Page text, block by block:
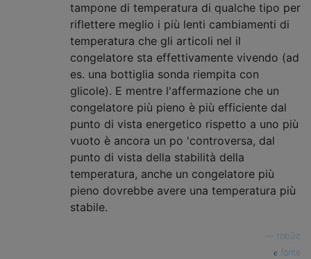
tampone di temperatura di qualche tipo per
riflettere meglio i più lenti cambiamenti di
temperatura che gli articoli nel il
congelatore sta effettivamente vivendo (ad
es. una bottiglia sonda riempita con
glicole). E mentre l'affermazione che un
congelatore più pieno è più efficiente dal
punto di vista energetico rispetto a uno più
vuoto è ancora un po 'controversa, dal
punto di vista della stabilità della
temperatura, anche un congelatore più
pieno dovrebbe avere una temperatura più
stabile.
rob3c
fonte